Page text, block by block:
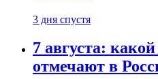
3 дня спустя
7 августа:
отмечают в